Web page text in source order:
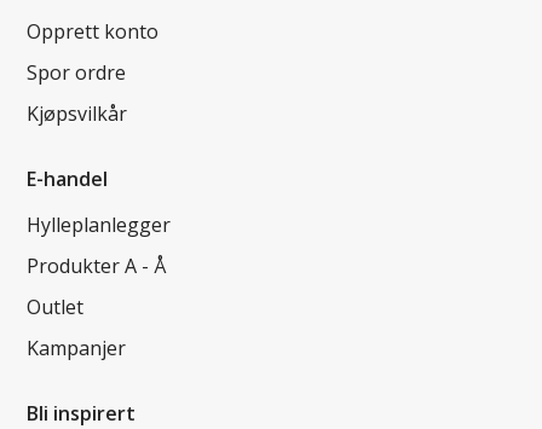
Opprett konto
Spor ordre
Kjøpsvilkår
E-handel
Hylleplanlegger
Produkter A - Å
Outlet
Kampanjer
Bli inspirert